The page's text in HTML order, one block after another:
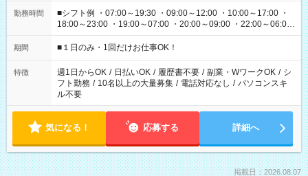
勤務時間
■シフト例 ・07:00～19:30 ・09:00～12:00 ・10:00～17:00 ・
18:00～23:00 ・19:00～07:00 ・20:00～09:00 ・22:00～06:00
etc ★最短で3時間で5,120円のお仕事から 15時間で2万円近く稼
げるお仕事も！ ご希望のお時間に合わせてご紹介！ ※シフトは
ください！
期間 ■１日のみ・1回だけお仕事OK！
特徴 週1日からOK / 日払いOK / 履歴書不要 / 副業・WワークOK / シ
フト勤務 / 10名以上の大量募集 / 電話対応なし / パソコンスキ
ル不要
気になる！ 応募する 詳細へ
掲載日：2026.08.07